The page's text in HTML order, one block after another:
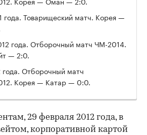
года. Товарищеский матч. Корея —
года. Отборочный матч ЧМ-2014.
— 2:0.
года. Отборочный матч
Корея — Катар — 0:0.
29 февраля 2012 года, в
корпоративной картой